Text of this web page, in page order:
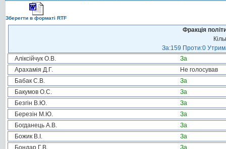
Зберегти в форматі RTF
Фракція
За:159 Проти:0
Аліксійчук О.В.
За
Арахамія Д.Г.
Не голосував
Бабак С.В.
За
Бакумов О.С.
За
Безгін В.Ю.
За
Березін М.Ю.
За
Богданець А.В.
За
Божик В.І.
За
Бондар Г.В.
За